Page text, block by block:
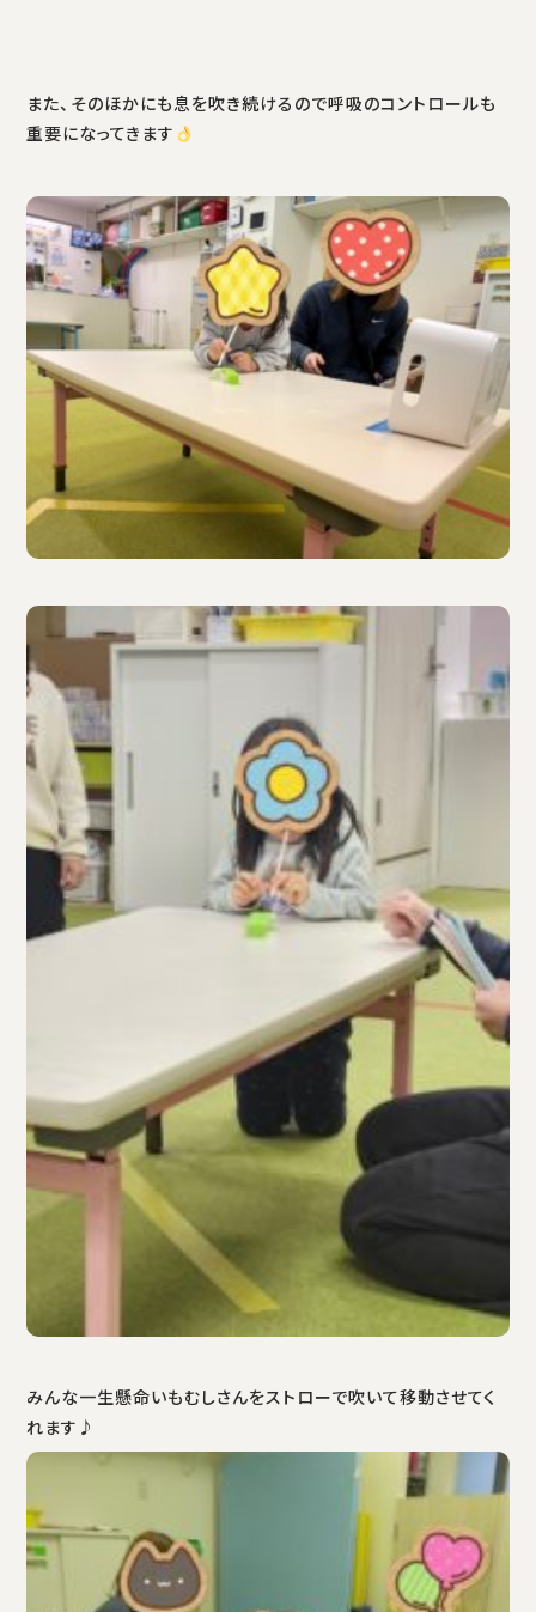
また、そのほかにも息を吹き続けるので呼吸のコントロールも
重要になってきます
みんな一生懸命いもむしさんをストローで吹いて移動させてく
れます♪